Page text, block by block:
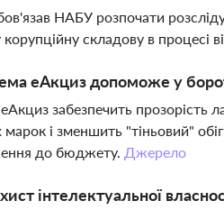
НАБУ розпочати
складову в процесі
еАкциз допоможе у
забезпечить
і зменшить "тіньовий"
до бюджету. Джерело
інтелектуальної